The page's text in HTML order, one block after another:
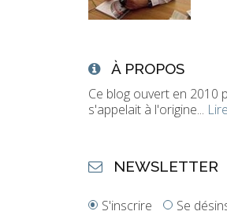
À PROPOS
Ce blog ouvert en 2010
s'appelait à l'origine...
NEWSLETTER
S'inscrire Se